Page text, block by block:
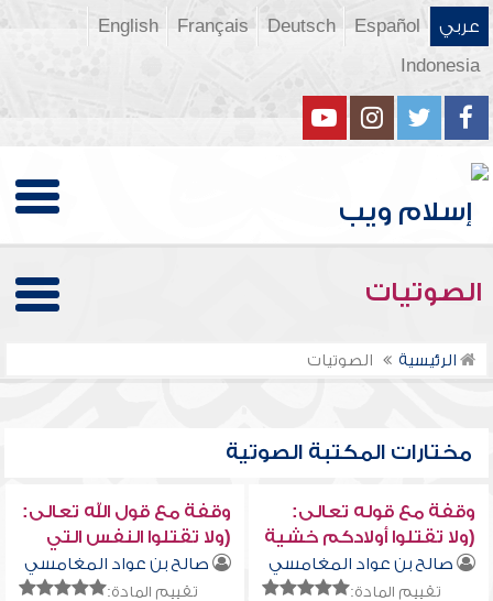
عربي Español
Deutsch
Français
English
Indonesia
الصوتيات
الرئيسية الصوتيات
مختارات المكتبة الصوتية
وقفة مع قوله تعالى:
(ولا تقتلوا أولادكم خشية
إملاق نحن نرزقهم
وإياكم)
صالح بن عواد المغامسي
تقييم المادة:
وقفة مع قول الله تعالى:
(ولا تقتلوا النفس التي
حرم الله إلا بالحق...)
صالح بن عواد المغامسي
تقييم المادة: